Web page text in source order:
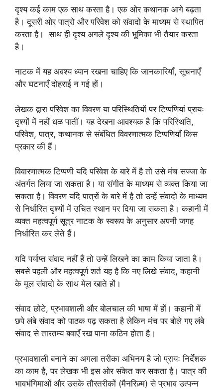
दृश्य कई काम एक साथ करता है। एक ओर कथानक आगे बढ़ता
है। दूसरी ओर पात्रो और परिवेश को संवादो के माध्यम से स्थापित
करता है। साथ ही दृश्य अगले दृश्य की भूमिका भी तैयार करता
है।
नाटक में यह अवश्य ध्यान रखना चाहिए कि जानकारियाँ, सूचनाएँ
और घटनाएँ दोहराई न गई हों।
लेखक द्वारा परिवेश का विवरण या परिस्थितियों पर टिप्पणियां प्रायः
दृश्यों में नहीं धळ पातीं। यह देखना आवश्यक है कि परिस्थिति,
परिवेश, पात्र, कथानक से संबंधित विवरणात्मक टिप्पणियाँ किस
प्रकार की हैं।
विवारणात्मक टिप्पणी यदि परिवेश के बारे में है तो उसे मंच सज्जा के
अंतर्गत लिया जा सकता है। या संगीत के माध्यम से व्यक्त किया जा
सकता है। विवरण यदि पात्रों के बारे में है तो उन्हें संवादो के माध्यम
से निर्धारित दृश्यों में उचित स्थान पर दिया जा सकता है। कहानी में
व्यक्त महत्वपूर्ण सूत्र नाटक के स्वरूप के अनुसार अपनी जगह
निर्धारित कर लेते हैं।
यदि पर्याप्त संवाद नहीं हैं तो उन्हें लिखने का काम किया जाता है।
सबसे पहली और महत्वपूर्ण शर्त यह है कि नए लिखे संवाद, कहानी
के मूल संवादो के साथ मेल खाते हों।
संवाद छोटे, प्रभावशाली और बोलचाल की भाषा में हों। कहानी में
छपे लंबे संवाद को पाठक पढ़ सकता है लेकिन मंच पर बोले गए लंबे
संवाद से तारतम्य बवाएँ रख पाना कठिन होता है।
प्रभावशाली बनाने का अगला तरीका अभिनय है जो प्रायः निर्देशक
का काम है, पर लेखक भी इस ओर संकेत कर सकता है। पात्र की
भावभंगिमाओं और उसके तौरतरीकों (मैनरिज़्म) से प्रभाव उत्पन्न